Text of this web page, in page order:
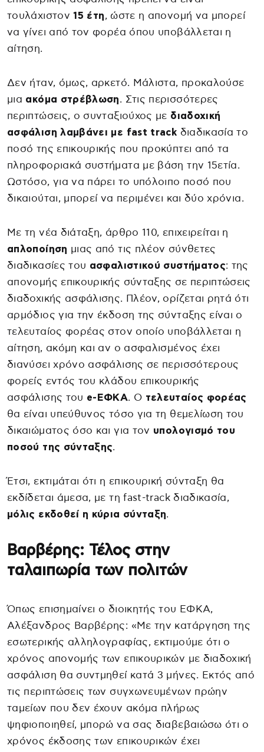
τουλάχιστον 15 έτη, ώστε η απονομή να μπορεί
να γίνει από τον φορέα όπου υποβάλλεται η
αίτηση.
Δεν ήταν, όμως, αρκετό. Μάλιστα, προκαλούσε
μια ακόμα στρέβλωση. Στις περισσότερες
περιπτώσεις, ο συνταξιούχος με διαδοχική
ασφάλιση λαμβάνει με fast track διαδικασία το
ποσό της επικουρικής που προκύπτει από τα
πληροφοριακά συστήματα με βάση την 15ετία.
Ωστόσο, για να πάρει το υπόλοιπο ποσό που
δικαιούται, μπορεί να περιμένει και δύο χρόνια.
Με τη νέα διάταξη, άρθρο 110, επιχειρείται η
απλοποίηση μιας από τις πλέον σύνθετες
διαδικασίες του ασφαλιστικού συστήματος: της
απονομής επικουρικής σύνταξης σε περιπτώσεις
διαδοχικής ασφάλισης. Πλέον, ορίζεται ρητά ότι
αρμόδιος για την έκδοση της σύνταξης είναι ο
τελευταίος φορέας στον οποίο υποβάλλεται η
αίτηση, ακόμη και αν ο ασφαλισμένος έχει
διανύσει χρόνο ασφάλισης σε περισσότερους
φορείς εντός του κλάδου επικουρικής
ασφάλισης του e-ΕΦΚΑ. Ο τελευταίος φορέας
θα είναι υπεύθυνος τόσο για τη θεμελίωση του
δικαιώματος όσο και για τον υπολογισμό του
ποσού της σύνταξης.
Έτσι, εκτιμάται ότι η επικουρική σύνταξη θα
εκδίδεται άμεσα, με τη fast-track διαδικασία,
μόλις εκδοθεί η κύρια σύνταξη.
Βαρβέρης: Τέλος στην
ταλαιπωρία των πολιτών
Όπως επισημαίνει ο διοικητής του ΕΦΚΑ,
Αλέξανδρος Βαρβέρης: «Με την κατάργηση της
εσωτερικής αλληλογραφίας, εκτιμούμε ότι ο
χρόνος απονομής των επικουρικών με διαδοχική
ασφάλιση θα συντμηθεί κατά 3 μήνες. Εκτός από
τις περιπτώσεις των συγχωνευμένων πρώην
ταμείων που δεν έχουν ακόμα πλήρως
ψηφιοποιηθεί, μπορώ να σας διαβεβαιώσω ότι ο
χρόνος έκδοσης των επικουρικών έχει